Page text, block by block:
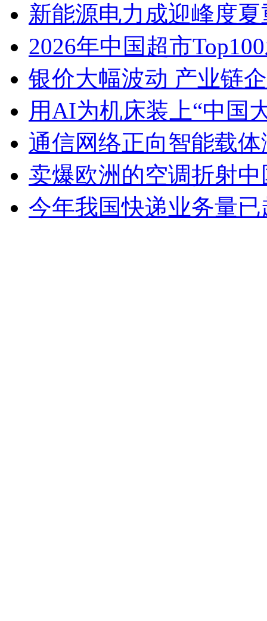
新能源电力成迎峰度
2026年中国超市
银价大幅波动 产业链
用AI为机床装上“中国
通信网络正向智能载体
卖爆欧洲的空调折射
今年我国快递业务量已